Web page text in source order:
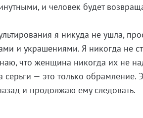
и человек будет
я никуда не ушла,
и украшениями. Я никогда не
что женщина никогда их не
— это только обрамление.
и продолжаю ему следовать.